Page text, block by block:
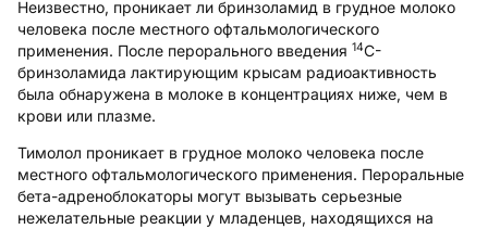
Неизвестно, проникает ли бринзоламид в грудное молоко
человека после местного офтальмологического
применения. После перорального введения 14С-
бринзоламида лактирующим крысам радиоактивность
была обнаружена в молоке в концентрациях ниже, чем в
крови или плазме.
Тимолол проникает в грудное молоко человека после
местного офтальмологического применения. Пероральные
бета-адреноблокаторы могут вызывать серьезные
нежелательные реакции у младенцев, находящихся на